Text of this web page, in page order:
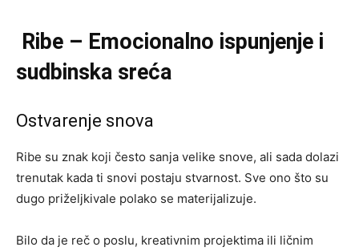
Ribe – Emocionalno ispunjenje i
sudbinska sreća
Ostvarenje snova
Ribe su znak koji često sanja velike snove, ali sada dolazi
trenutak kada ti snovi postaju stvarnost. Sve ono što su
dugo priželjkivale polako se materijalizuje.
Bilo da je reč o poslu, kreativnim projektima ili ličnim